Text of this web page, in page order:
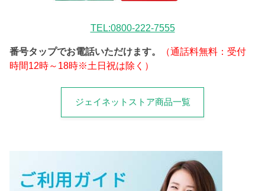
TEL:0800-222-7555
番号タップでお電話いただけます。
（通話料無料：受付
時間12時～18時※土日祝は除く）
ジェイネットストア商品一覧